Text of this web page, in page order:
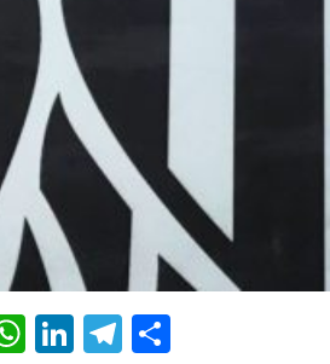
WhatsApp
LinkedIn
Telegram